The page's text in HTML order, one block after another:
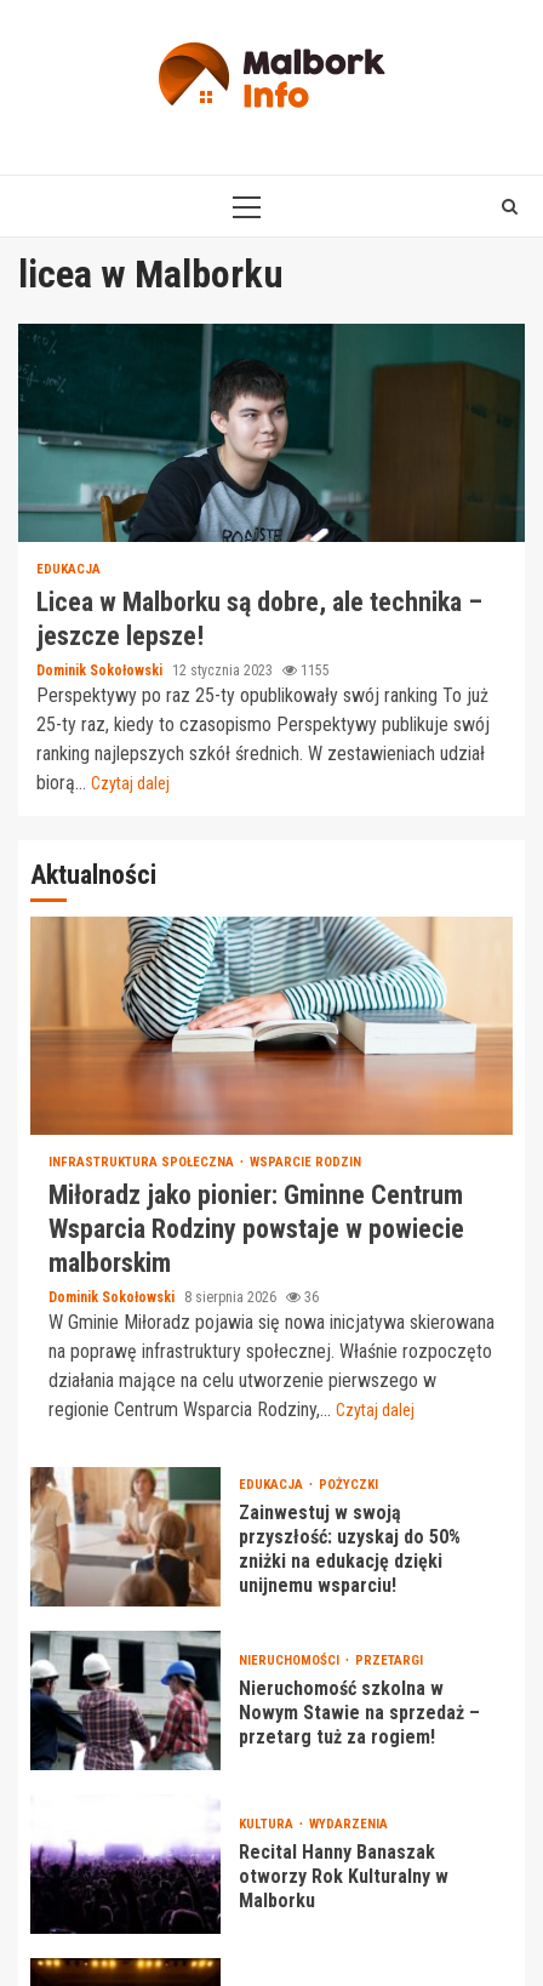
PRIMARY
licea w Malborku
EDUKACJA
Licea w Malborku są dobre, ale technika –
jeszcze lepsze!
Dominik Sokołowski 12 stycznia 2023 1155
Perspektywy po raz 25-ty opublikowały swój ranking To już
25-ty raz, kiedy to czasopismo Perspektywy publikuje swój
ranking najlepszych szkół średnich. W zestawieniach udział
biorą... Czytaj dalej
Aktualności
INFRASTRUKTURA SPOŁECZNA WSPARCIE RODZIN
Miłoradz jako pionier: Gminne Centrum
Wsparcia Rodziny powstaje w powiecie
malborskim
Dominik Sokołowski 8 sierpnia 2026 36
W Gminie Miłoradz pojawia się nowa inicjatywa skierowana
na poprawę infrastruktury społecznej. Właśnie rozpoczęto
działania mające na celu utworzenie pierwszego w
regionie Centrum Wsparcia Rodziny,... Czytaj dalej
EDUKACJA POŻYCZKI
Zainwestuj w swoją
przyszłość: uzyskaj do 50%
zniżki na edukację dzięki
unijnemu wsparciu!
NIERUCHOMOŚCI PRZETARGI
Nieruchomość szkolna w
Nowym Stawie na sprzedaż –
przetarg tuż za rogiem!
KULTURA WYDARZENIA
Recital Hanny Banaszak
otworzy Rok Kulturalny w
Malborku